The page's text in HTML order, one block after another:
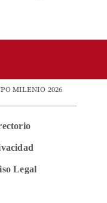
MILENIO 2026
Legal